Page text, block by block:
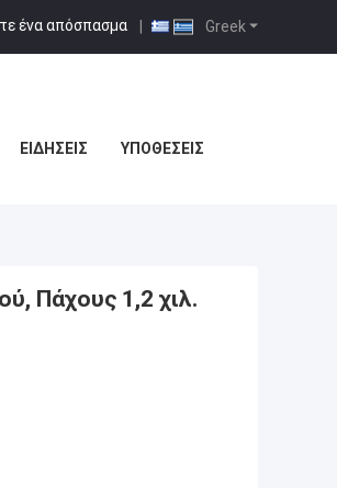
Greek
ένα απόσπασμα |
ΕΙΔΉΣΕΙΣ ΥΠΟΘΈΣΕΙΣ
Πάχους 1,2 χιλ.